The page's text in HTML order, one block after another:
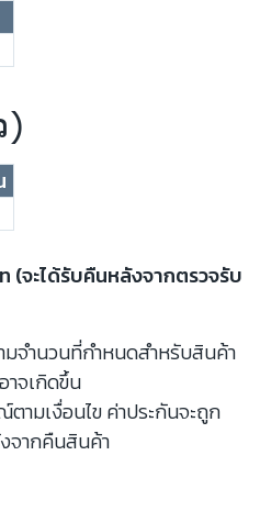
)
(จะได้รับคืนหลังจากตรวจรับ
มจำนวนที่กำหนดสำหรับสินค้า
าจเกิดขึ้น
ามเงื่อนไข ค่าประกันจะถูก
จากคืนสินค้า